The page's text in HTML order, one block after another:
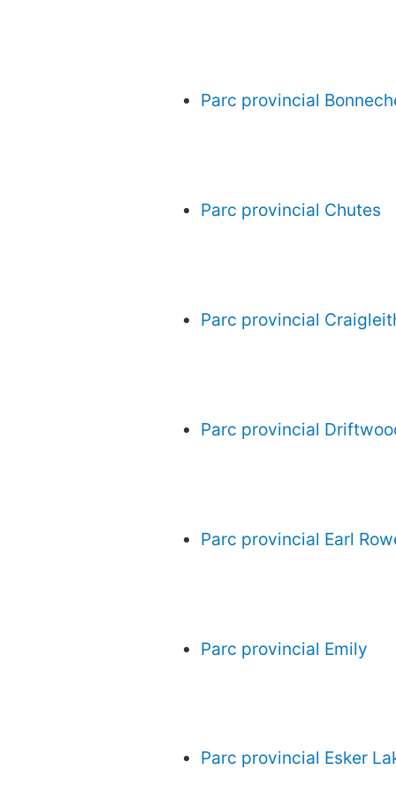
Parc provincial
Parc provincial Chutes
Parc provincial
Parc provincial
Parc provincial Earl
Parc provincial Emily
Parc provincial Esker